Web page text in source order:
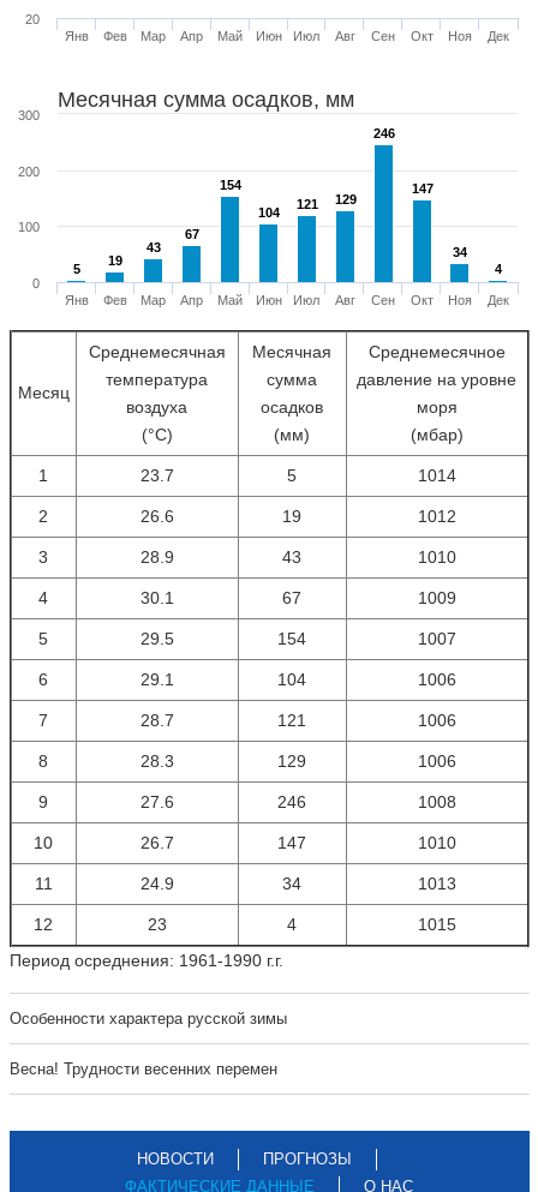
Янв Фев Мар Апр Май Июн Июл Авг Сен Окт Ноя Дек
20
Месячная сумма осадков, мм
5
5
19
19
43
43
67
67
154
154
104
104
121
121 129
129
246
246
147
147
34
34
4
4
Янв Фев Мар Апр Май Июн Июл Авг Сен Окт Ноя Дек
0
100
200
300
Месяц
Среднемесячная
температура
воздуха
(°С)
Месячная
сумма
осадков
(мм)
Среднемесячное
давление на уровне
моря
(мбар)
1 23.7 5 1014
2 26.6 19 1012
3 28.9 43 1010
4 30.1 67 1009
5 29.5 154 1007
6 29.1 104 1006
7 28.7 121 1006
8 28.3 129 1006
9 27.6 246 1008
10 26.7 147 1010
11 24.9 34 1013
12 23 4
1015
Период осреднения: 1961-1990 г.г.
Особенности характера русской зимы
Весна! Трудности весенних перемен
НОВОСТИ
ПРОГНОЗЫ
ФАКТИЧЕСКИЕ ДАННЫЕ
О НАС